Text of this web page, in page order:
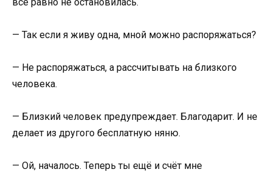
— Так если я живу одна, мной можно распоряжаться?
— Не распоряжаться, а рассчитывать на близкого
человека.
— Близкий человек предупреждает. Благодарит. И не
делает из другого бесплатную няню.
— Ой, началось. Теперь ты ещё и счёт мне